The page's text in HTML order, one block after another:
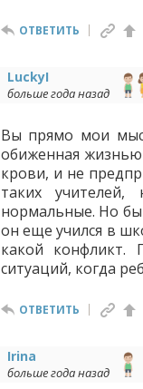
ОТВЕТИТЬ
LuckyI
больше года назад
Вы прямо мои
обиженная
крови, и не
таких
нормальные. Но
он еще учился в
какой конфликт.
ситуаций, когда
ОТВЕТИТЬ
Irina
больше года назад